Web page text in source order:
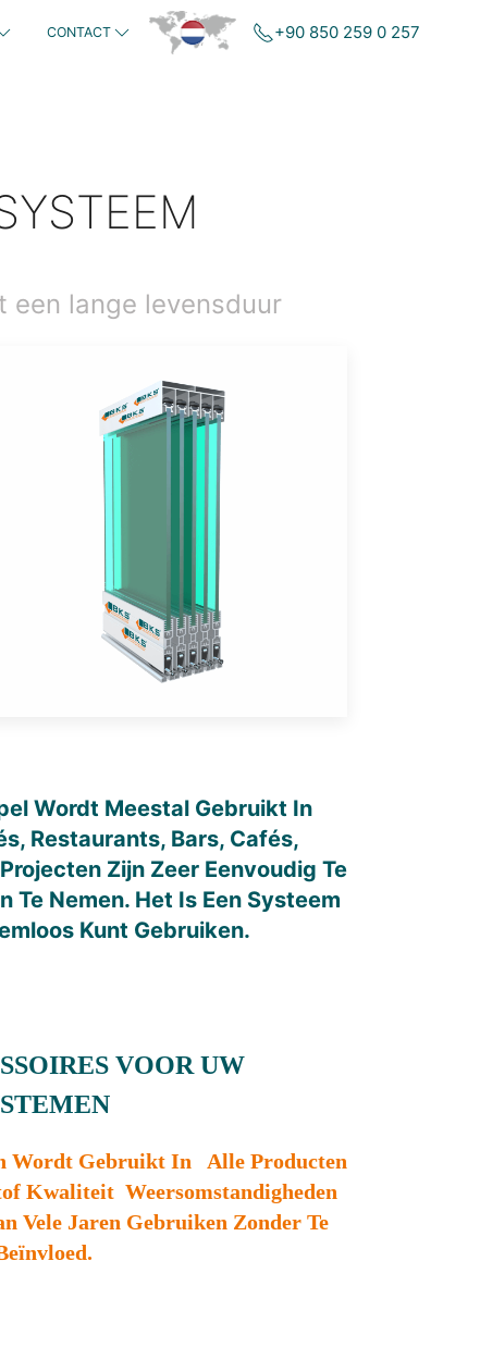
CONTACT +90 850 259 0 257
een lange levensduur
Wordt Meestal Gebruikt In
Restaurants, Bars, Cafés,
Zijn Zeer Eenvoudig Te
Te Nemen. Het Is Een Systeem
Kunt Gebruiken.
VOOR UW
Wordt Gebruikt In Alle Producten
Kwaliteit Weersomstandigheden
Vele Jaren Gebruiken Zonder Te